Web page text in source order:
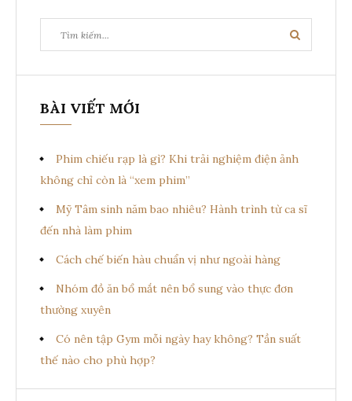
kiếm:
Tìm
BÀI VIẾT MỚI
Phim chiếu rạp là gì? Khi trải nghiệm điện ảnh
không chỉ còn là “xem phim”
Mỹ Tâm sinh năm bao nhiêu? Hành trình từ ca sĩ
đến nhà làm phim
Cách chế biến hàu chuẩn vị như ngoài hàng
Nhóm đồ ăn bổ mắt nên bổ sung vào thực đơn
thường xuyên
Có nên tập Gym mỗi ngày hay không? Tần suất
thế nào cho phù hợp?